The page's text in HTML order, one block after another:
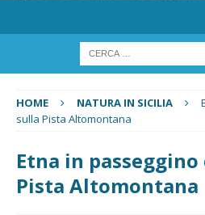
HOME NATURA IN SICILIA
sulla Pista Altomontana
Etna in
Pista Altomontana